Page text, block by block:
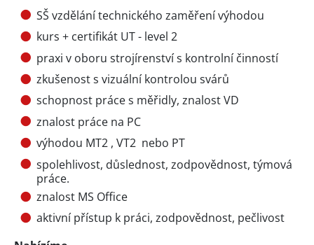
SŠ vzdělání technického zaměření výhodou
kurs + certifikát UT - level 2
praxi v oboru strojírenství s kontrolní činností
zkušenost s vizuální kontrolou svárů
schopnost práce s měřidly, znalost VD
znalost práce na PC
výhodou MT2 , VT2 nebo PT
spolehlivost, důslednost, zodpovědnost, týmová
práce.
znalost MS Office
aktivní přístup k práci, zodpovědnost, pečlivost